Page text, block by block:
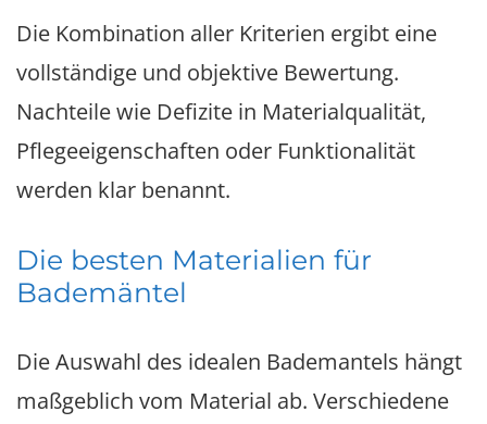
Die Kombination aller Kriterien ergibt eine
vollständige und objektive Bewertung.
Nachteile wie Defizite in Materialqualität,
Pflegeeigenschaften oder Funktionalität
werden klar benannt.
Die besten Materialien für
Bademäntel
Die Auswahl des idealen Bademantels hängt
maßgeblich vom Material ab. Verschiedene